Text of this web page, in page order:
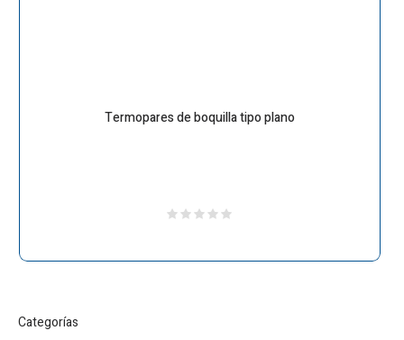
Termopares de boquilla tipo plano
Categorías